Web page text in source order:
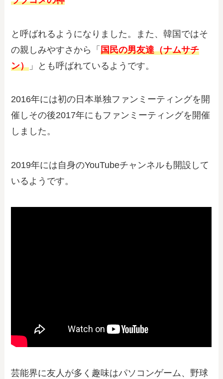
と呼ばれるようになりました。また、韓国ではそ
の親しみやすさから「国民の男友達（ナムサチ
ン） 」とも呼ばれているようです。
2016年には初の日本単独ファンミーティングを開
催しその後2017年にもファンミーティングを開催
しました。
2019年には自身のYouTubeチャンネルも開設して
いるようです。
芸能界に友人が多く趣味はパソコンゲーム、野球